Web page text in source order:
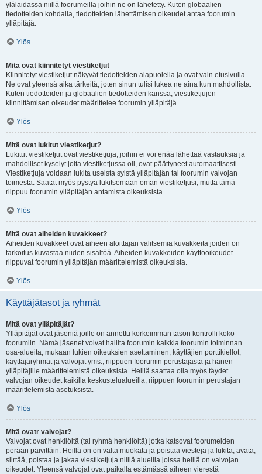
ylälaidassa niillä foorumeilla joihin ne on lähetetty. Kuten globaalien
tiedotteiden kohdalla, tiedotteiden lähettämisen oikeudet antaa foorumin
ylläpitäjä.
Ylös
Mitä ovat kiinnitetyt viestiketjut
Kiinnitetyt viestiketjut näkyvät tiedotteiden alapuolella ja ovat vain etusivulla.
Ne ovat yleensä aika tärkeitä, joten sinun tulisi lukea ne aina kun mahdollista.
Kuten tiedotteiden ja globaalien tiedotteiden kanssa, viestiketjujen
kiinnittämisen oikeudet määrittelee foorumin ylläpitäjä.
Ylös
Mitä ovat lukitut viestiketjut?
Lukitut viestiketjut ovat viestiketjuja, joihin ei voi enää lähettää vastauksia ja
mahdolliset kyselyt joita viestiketjussa oli, ovat päättyneet automaattisesti.
Viestiketjuja voidaan lukita useista syistä ylläpitäjän tai foorumin valvojan
toimesta. Saatat myös pystyä lukitsemaan oman viestiketjusi, mutta tämä
riippuu foorumin ylläpitäjän antamista oikeuksista.
Ylös
Mitä ovat aiheiden kuvakkeet?
Aiheiden kuvakkeet ovat aiheen aloittajan valitsemia kuvakkeita joiden on
tarkoitus kuvastaa niiden sisältöä. Aiheiden kuvakkeiden käyttöoikeudet
riippuvat foorumin ylläpitäjän määrittelemistä oikeuksista.
Ylös
Käyttäjätasot ja ryhmät
Mitä ovat ylläpitäjät?
Ylläpitäjät ovat jäseniä joille on annettu korkeimman tason kontrolli koko
foorumiin. Nämä jäsenet voivat hallita foorumin kaikkia foorumin toiminnan
osa-alueita, mukaan lukien oikeuksien asettaminen, käyttäjien porttikiellot,
käyttäjäryhmät ja valvojat yms., riippuen foorumin perustajasta ja hänen
ylläpitäjille määrittelemistä oikeuksista. Heillä saattaa olla myös täydet
valvojan oikeudet kaikilla keskustelualueilla, riippuen foorumin perustajan
määrittelemistä asetuksista.
Ylös
Mitä ovatr valvojat?
Valvojat ovat henkilöitä (tai ryhmä henkilöitä) jotka katsovat foorumeiden
perään päivittäin. Heillä on on valta muokata ja poistaa viestejä ja lukita, avata,
siirtää, poistaa ja jakaa viestiketjuja niillä alueilla joissa heillä on valvojan
oikeudet. Yleensä valvojat ovat paikalla estämässä aiheen vierestä